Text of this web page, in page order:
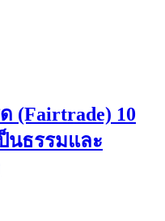
(Fairtrade) 10
นธรรมและ